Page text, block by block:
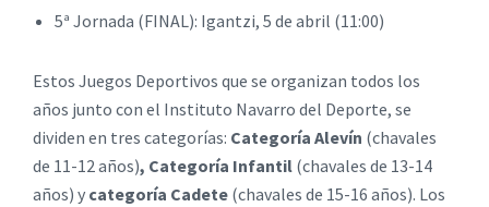
5ª Jornada (FINAL): Igantzi, 5 de abril (11:00)
Estos Juegos Deportivos que se organizan todos los
años junto con el Instituto Navarro del Deporte, se
dividen en tres categorías: Categoría Alevín (chavales
de 11-12 años), Categoría Infantil (chavales de 13-14
años) y categoría Cadete (chavales de 15-16 años). Los